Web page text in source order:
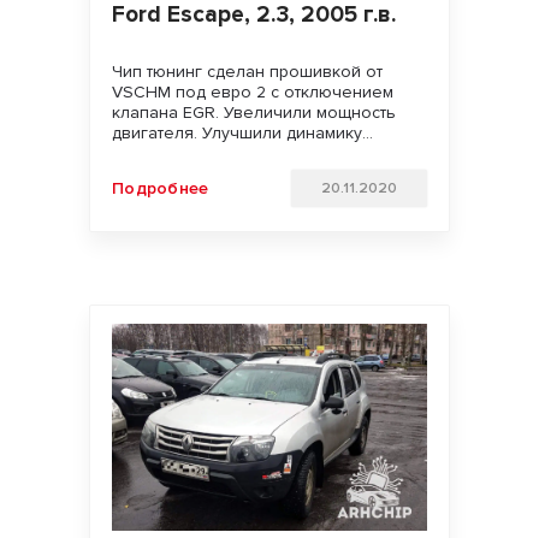
Ford Escape, 2.3, 2005 г.в.
Чип тюнинг сделан прошивкой от
VSCHM под евро 2 с отключением
клапана EGR. Увеличили мощность
двигателя. Улучшили динамику
Подробнее 20.11.2020